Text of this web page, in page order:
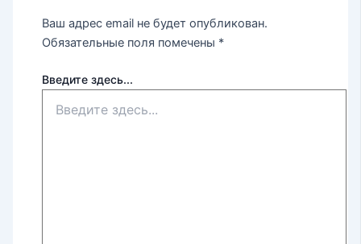
Ваш адрес email не будет опубликован.
Обязательные поля помечены *
Введите здесь...